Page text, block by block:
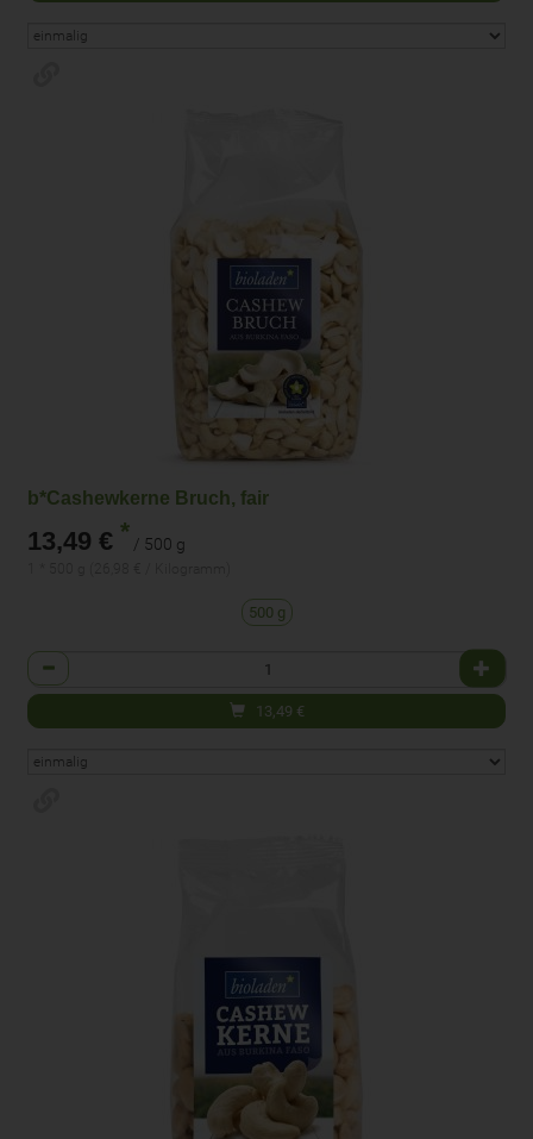
b*Cashewkerne Bruch, fair
13,49 € * / 500 g
500 g
Anzahl
13,49 €